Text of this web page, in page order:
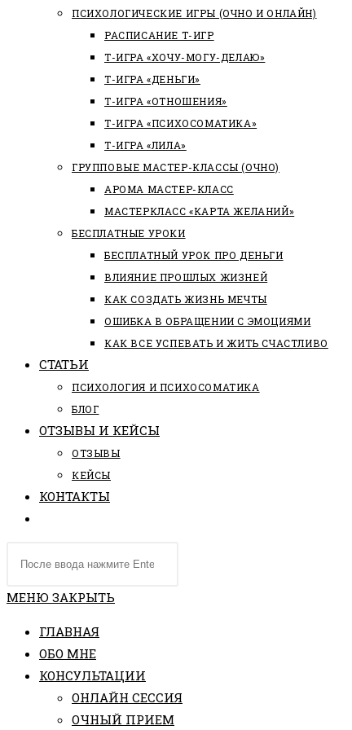
ПСИХОЛОГИЧЕСКИЕ ИГРЫ (ОЧНО И ОНЛАЙН)
РАСПИСАНИЕ Т-ИГР
Т-ИГРА «ХОЧУ-МОГУ-ДЕЛАЮ»
Т-ИГРА «ДЕНЬГИ»
Т-ИГРА «ОТНОШЕНИЯ»
Т-ИГРА «ПСИХОСОМАТИКА»
Т-ИГРА «ЛИЛА»
ГРУППОВЫЕ МАСТЕР-КЛАССЫ (ОЧНО)
АРОМА МАСТЕР-КЛАСС
МАСТЕРКЛАСС «КАРТА ЖЕЛАНИЙ»
БЕСПЛАТНЫЕ УРОКИ
БЕСПЛАТНЫЙ УРОК ПРО ДЕНЬГИ
ВЛИЯНИЕ ПРОШЛЫХ ЖИЗНЕЙ
КАК СОЗДАТЬ ЖИЗНЬ МЕЧТЫ
ОШИБКА В ОБРАЩЕНИИ С ЭМОЦИЯМИ
КАК ВСЕ УСПЕВАТЬ И ЖИТЬ СЧАСТЛИВО
СТАТЬИ
ПCИХОЛОГИЯ И ПСИХОСОМАТИКА
БЛОГ
ОТЗЫВЫ И КЕЙСЫ
ОТЗЫВЫ
КЕЙСЫ
КОНТАКТЫ
ПО
САЙТУ
сайте
МЕНЮ ЗАКРЫТЬ
ГЛАВНАЯ
ОБО МНЕ
КОНСУЛЬТАЦИИ
ОНЛАЙН СЕССИЯ
ОЧНЫЙ ПРИЕМ